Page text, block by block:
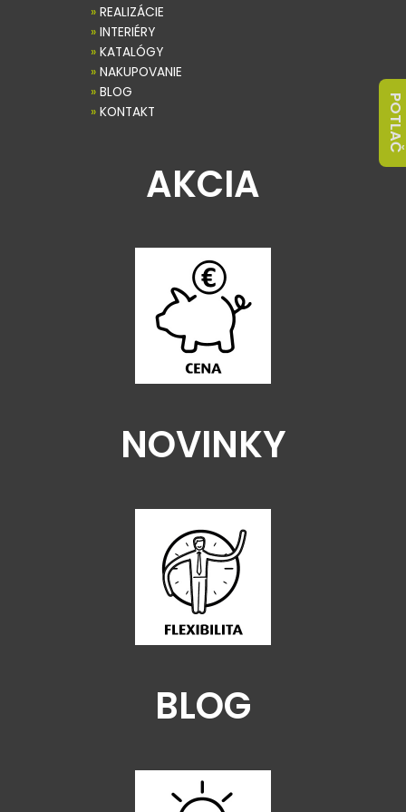
» REALIZÁCIE
» INTERIÉRY
» KATALÓGY
» NAKUPOVANIE
» BLOG
» KONTAKT
AKCIA
NOVINKY
BLOG
POTLAČ